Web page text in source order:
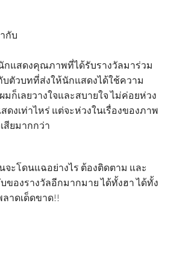
กับ
กแสดงคุณภาพที่ได้รับรางวัลมาร่วม
ตัวบทที่ส่งให้นักแสดงได้ใช้ความ
มก็เลยวางใจและสบายใจ ไม่ค่อยห่วง
ดงเท่าไหร่ แต่จะห่วงในเรื่องของภาพ
สียมากกว่า
จะโดนแฉอย่างไร ต้องติดตาม และ
ของรางวัลอีกมากมาย ได้ทั้งฮา ได้ทั้ง
าดเด็ดขาด!!